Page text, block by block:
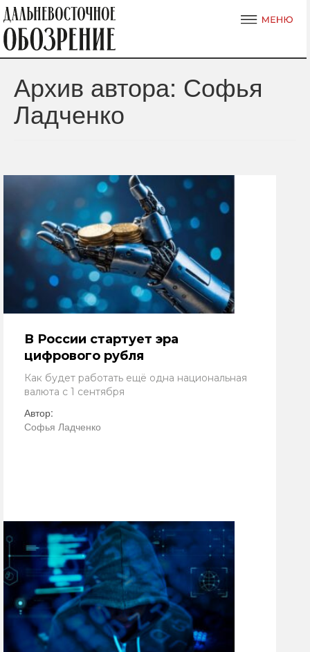
Архив автора: Софья
Ладченко
В России стартует эра
цифрового рубля
Как будет работать ещё одна национальная
валюта с 1 сентября
Автор:
Софья Ладченко